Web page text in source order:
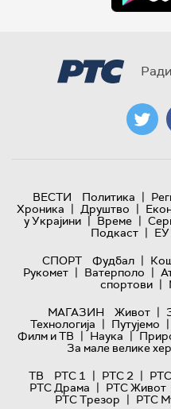
ВЕСТИ Политика |
Хроника | Друштво |
у Украјини | Време |
Подкаст | ЕУ
СПОРТ
Фудбал |
Рукомет | Ватерполо |
спортови |
МАГАЗИН
Живот |
Технологијa | Путујемо |
Филм и ТВ | Наука |
За мале велике
ТВ
РТС 1 | РТС 2 |
РТС Драма | РТС Живот
РТС Трезор | РТС